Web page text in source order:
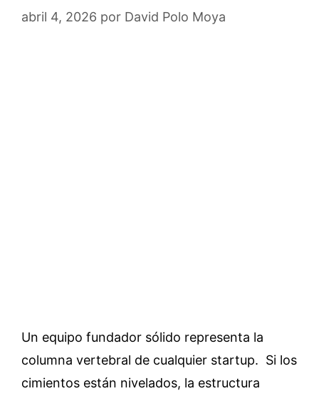
abril 4, 2026 por David Polo Moya
Un equipo fundador sólido representa la
columna vertebral de cualquier startup. Si los
cimientos están nivelados, la estructura